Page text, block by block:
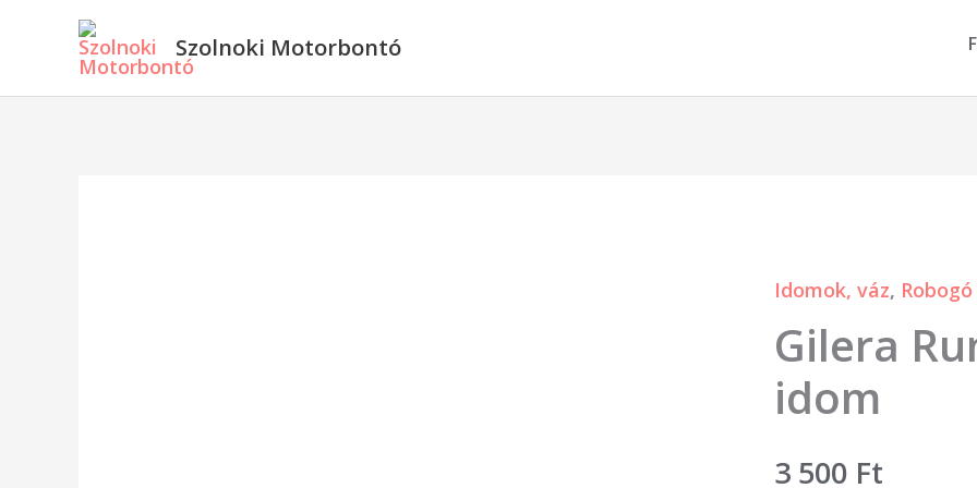
Szolnoki Motorbontó
Idomok, váz,
Gilera
idom
3 500 Ft
Gilera
Runner
középső
idom